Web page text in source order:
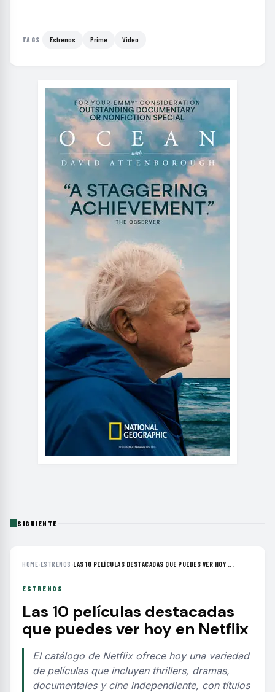
TAGS Estrenos Prime Video
SIGUIENTE
HOME›ESTRENOS ›LAS 10 PELÍCULAS DESTACADAS QUE PUEDES VER HOY ...
ESTRENOS
Las 10 películas destacadas
que puedes ver hoy en Netflix
El catálogo de Netflix ofrece hoy una variedad
de películas que incluyen thrillers, dramas,
documentales y cine independiente, con títulos